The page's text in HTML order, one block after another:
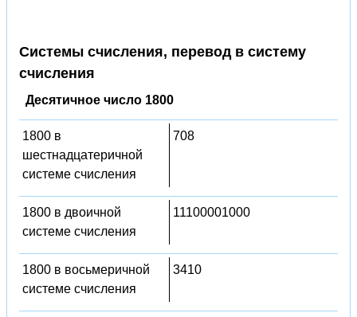
Системы счисления, перевод в систему
счисления
Десятичное число 1800
1800 в
шестнадцатеричной
системе счисления
708
1800 в двоичной
системе счисления
11100001000
1800 в восьмеричной
системе счисления
3410